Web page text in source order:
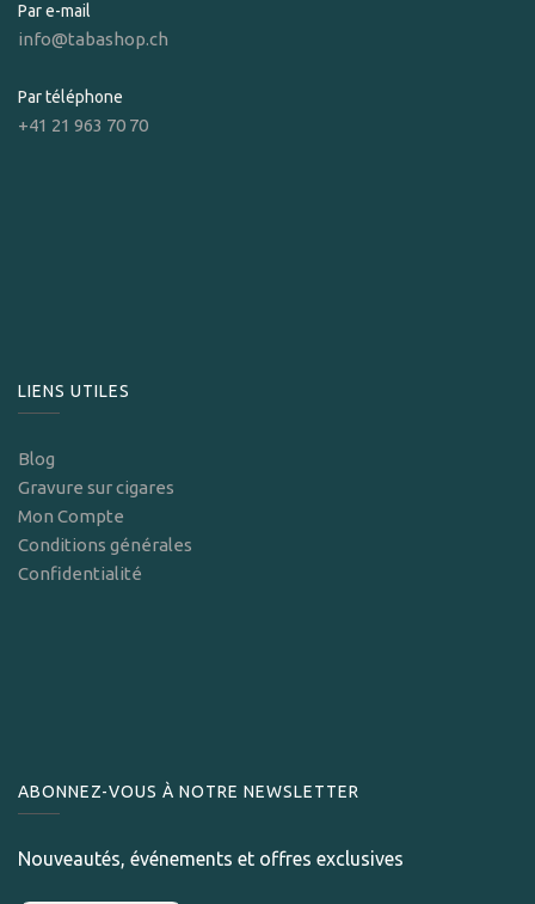
Par e-mail
info@tabashop.ch
Par téléphone
+41 21 963 70 70
LIENS UTILES
Blog
Gravure sur cigares
Mon Compte
Conditions générales
Confidentialité
ABONNEZ-VOUS À NOTRE NEWSLETTER
Nouveautés, événements et offres exclusives